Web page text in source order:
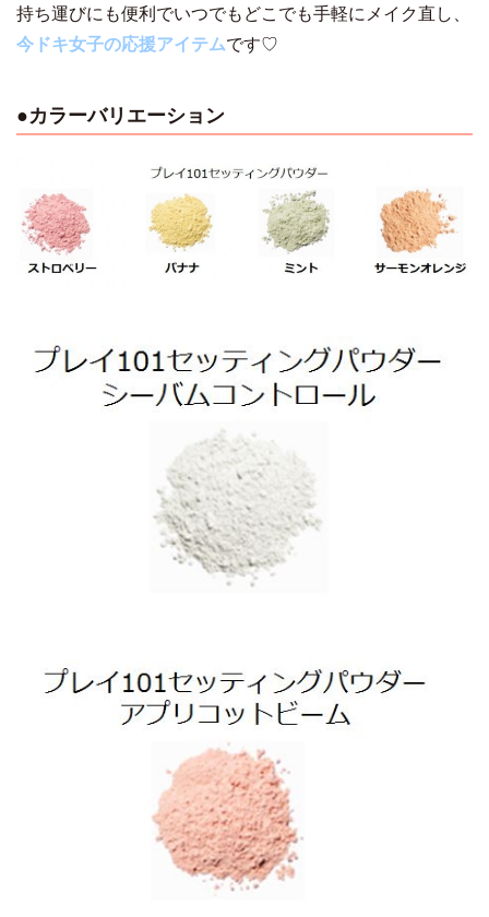
持ち運びにも便利でいつでもどこでも手軽にメイク直し、
今ドキ女子の応援アイテムです♡
●カラーバリエーション